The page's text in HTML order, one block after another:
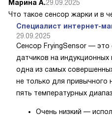
Марина А.29.09.2025
Что такое сенсор жарки и в
Специалист интернет-
29.09.2025
Сенсор FryingSensor — это
датчиков на
одна из самых
не только для привычного
пять температурных
Очень низкий —